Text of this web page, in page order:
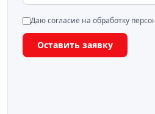
Даю согласие на обработку
Оставить заявку